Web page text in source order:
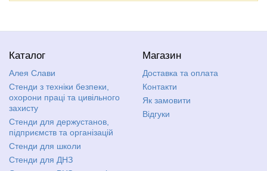
Каталог
Алея Слави
Стенди з техніки безпеки,
охорони праці та цивільного
захисту
Стенди для держустанов,
підприємств та організацій
Стенди для школи
Стенди для ДНЗ
Магазин
Доставка та оплата
Контакти
Як замовити
Відгуки